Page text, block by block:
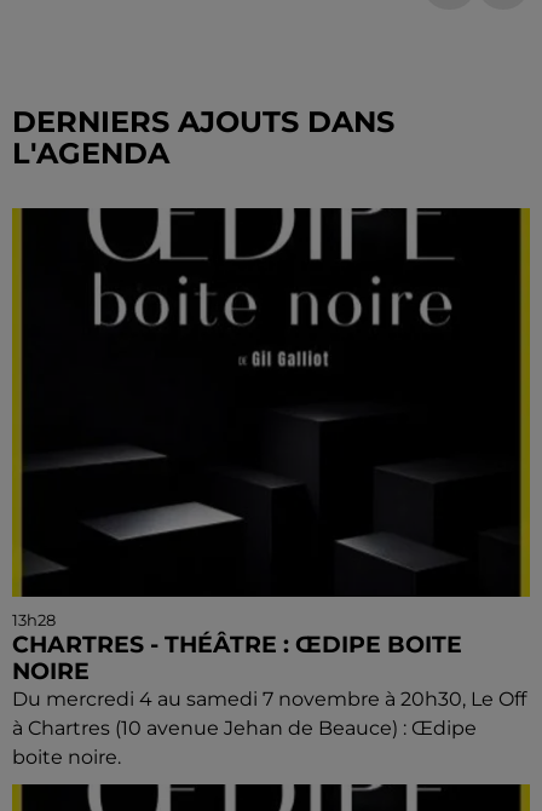
DERNIERS AJOUTS DANS
L'AGENDA
13h28
CHARTRES - THÉÂTRE : ŒDIPE BOITE
NOIRE
Du mercredi 4 au samedi 7 novembre à 20h30, Le Off
à Chartres (10 avenue Jehan de Beauce) : Œdipe
boite noire.